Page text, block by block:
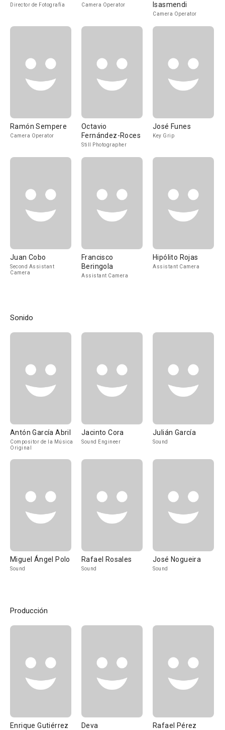
Director de Fotografía Camera Operator Isasmendi
Camera Operator
Ramón Sempere
Camera Operator
Octavio
Fernández-Roces
Still Photographer
José Funes
Key Grip
Juan Cobo
Second Assistant
Camera
Francisco
Beringola
Assistant Camera
Hipólito Rojas
Assistant Camera
Sonido
Antón García Abril
Compositor de la Música
Original
Jacinto Cora
Sound Engineer
Julián García
Sound
Miguel Ángel Polo
Sound
Rafael Rosales
Sound
José Nogueira
Sound
Producción
Enrique Gutiérrez
Deva
Rafael Pérez